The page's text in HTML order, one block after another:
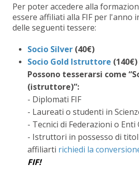
Per poter accedere alla
essere affiliati alla FIF per l'anno
delle seguenti tessere:
Socio Silver (40€)
Socio Gold Istruttore (140€)
Possono tesserarsi come
(istruttore)”:
- Diplomati FIF
- Laureati o studenti in
- Tecnici di Federazioni o Enti
- Istruttori in possesso di
affiliarti richiedi la
FIF!